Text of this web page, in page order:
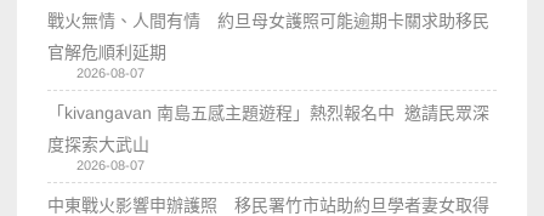
戰火無情、人間有情 約旦母女護照可能逾期卡關求助移民
官解危順利延期
2026-08-07
「kivangavan 南島五感主題遊程」熱烈報名中 邀請民眾深
度探索大武山
2026-08-07
中東戰火影響申辦護照 移民署竹市站助約旦學者妻女取得